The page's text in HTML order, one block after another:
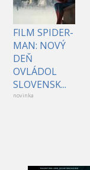
FILM SPIDER-
MAN: NOVÝ
DEŇ
OVLÁDOL
SLOVENSK...
novinka